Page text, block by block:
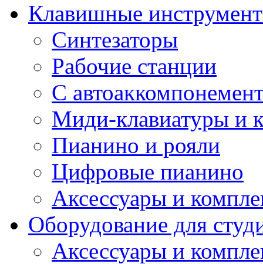
Клавишные
Синтезаторы
Рабочие станции
С
Миди-клавиатуры и
Пианино и рояли
Цифровые пианино
Аксессуары и
Оборудование для
Аксессуары и